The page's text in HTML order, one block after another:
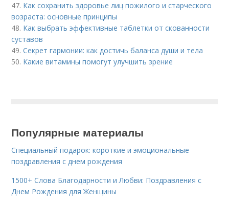
47. Как сохранить здоровье лиц пожилого и старческого
возраста: основные принципы
48. Как выбрать эффективные таблетки от скованности
суставов
49.Секрет гармонии: как достичь баланса души и тела
50. Какие витамины помогут улучшить зрение
Популярные материалы
Специальный подарок: короткие и эмоциональные
поздравления с днем рождения
1500+ Слова Благодарности и Любви: Поздравления с
Днем Рождения для Женщины